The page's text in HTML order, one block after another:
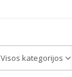
Visos kategorijos